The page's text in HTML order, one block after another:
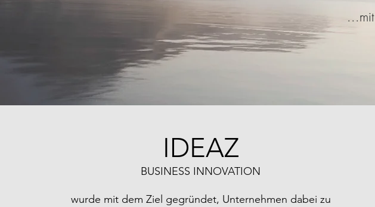
IDEAZ
BUSINESS INNOVATION
wurde mit dem Ziel gegründet, Unternehmen dabei zu